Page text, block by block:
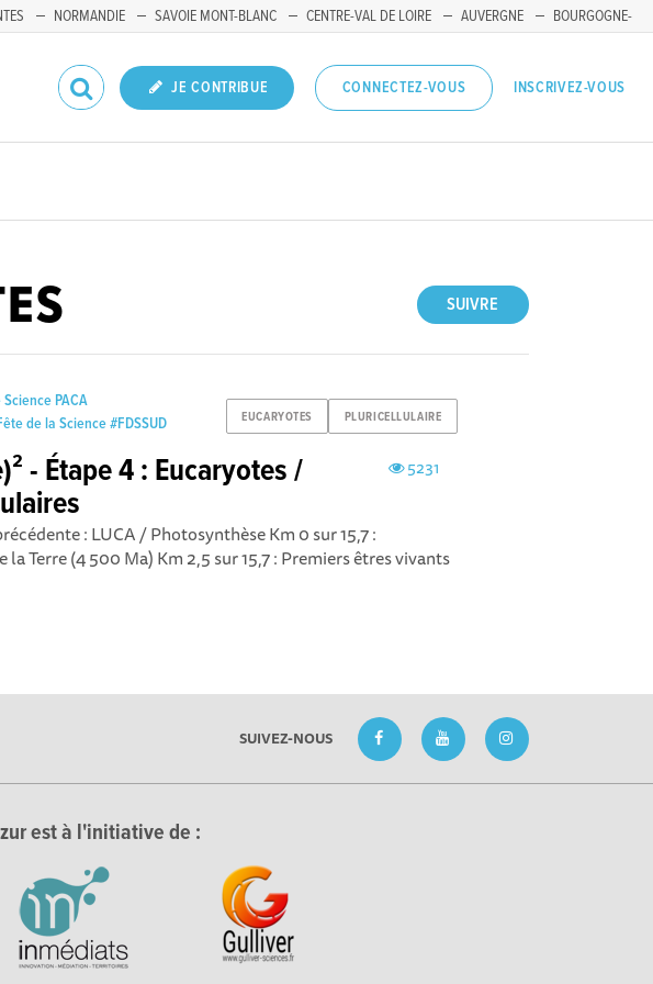
NORMANDIE SAVOIE MONT-BLANC CENTRE-VAL DE LOIRE AUVERGNE
BOURGOGNE-
JE CONTRIBUE CONNECTEZ-VOUS INSCRIVEZ-VOUS
SUIVRE
EUCARYOTES PLURICELLULAIRE
PACA
de la Science #FDSSUD
5231
- Étape 4 : Eucaryotes /
: LUCA / Photosynthèse Km 0 sur 15,7 :
la Terre (4 500 Ma) Km 2,5 sur 15,7 : Premiers êtres vivants
SUIVEZ-NOUS
est à l'initiative de :